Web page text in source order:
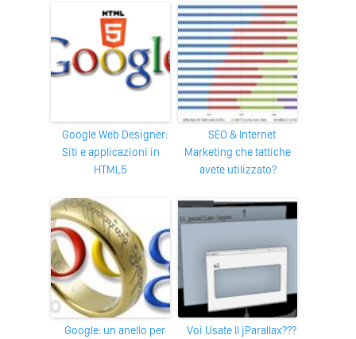
Google Web Designer:
Siti e applicazioni in
HTML5
SEO & Internet
Marketing che tattiche
avete utilizzato?
Google: un anello per
Voi Usate Il jParallax???